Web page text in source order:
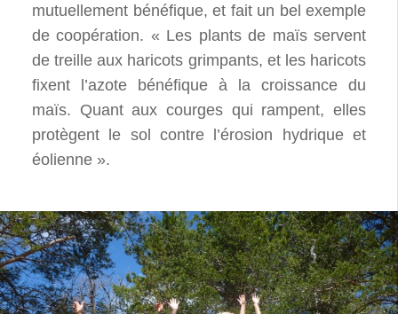
mutuellement bénéfique, et fait un bel exemple
de coopération. « Les plants de maïs servent
de treille aux haricots grimpants, et les haricots
fixent l’azote bénéfique à la croissance du
maïs. Quant aux courges qui rampent, elles
protègent le sol contre l’érosion hydrique et
éolienne ».